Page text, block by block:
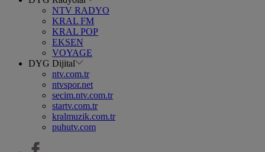
NTV RADYO
KRAL FM
KRAL POP
EKSEN
VOYAGE
DYG Dijital
ntv.com.tr
ntvspor.net
secim.ntv.com.tr
startv.com.tr
kralmuzik.com.tr
puhutv.com